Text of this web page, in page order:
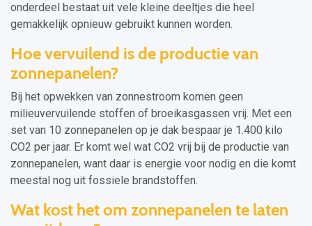
onderdeel bestaat uit vele kleine deeltjes die heel
gemakkelijk opnieuw gebruikt kunnen worden.
Hoe vervuilend is de productie van
zonnepanelen?
Bij het opwekken van zonnestroom komen geen
milieuvervuilende stoffen of broeikasgassen vrij. Met een
set van 10 zonnepanelen op je dak bespaar je 1.400 kilo
CO2 per jaar. Er komt wel wat CO2 vrij bij de productie van
zonnepanelen, want daar is energie voor nodig en die komt
meestal nog uit fossiele brandstoffen.
Wat kost het om zonnepanelen te laten